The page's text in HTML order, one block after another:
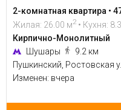
2-комнатная квартира •
Жилая: 26.00 м2 • Кухня:
Кирпично-Монолитный
Шушары
9.2 км
Пушкинский, Ростовская
Изменен: вчера